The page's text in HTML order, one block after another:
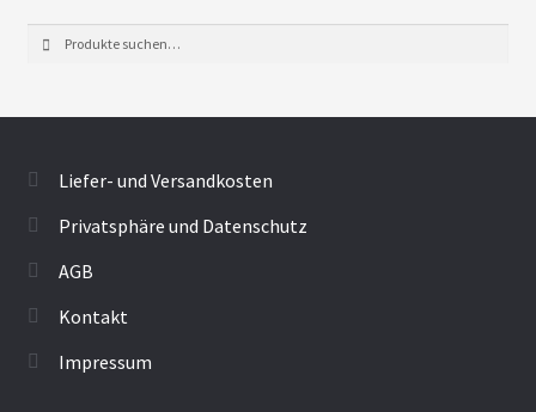
nach:
Liefer- und Versandkosten
Privatsphäre und Datenschutz
AGB
Kontakt
Impressum